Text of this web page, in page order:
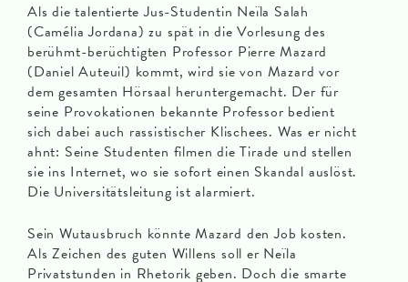
Als die talentierte Jus-Studentin Neïla Salah
(Camélia Jordana) zu spät in die Vorlesung des
berühmt-berüchtigten Professor Pierre Mazard
(Daniel Auteuil) kommt, wird sie von Mazard vor
dem gesamten Hörsaal heruntergemacht. Der für
seine Provokationen bekannte Professor bedient
sich dabei auch rassistischer Klischees. Was er nicht
ahnt: Seine Studenten filmen die Tirade und stellen
sie ins Internet, wo sie sofort einen Skandal auslöst.
Die Universitätsleitung ist alarmiert.
Sein Wutausbruch könnte Mazard den Job kosten.
Als Zeichen des guten Willens soll er Neïla
Privatstunden in Rhetorik geben. Doch die smarte